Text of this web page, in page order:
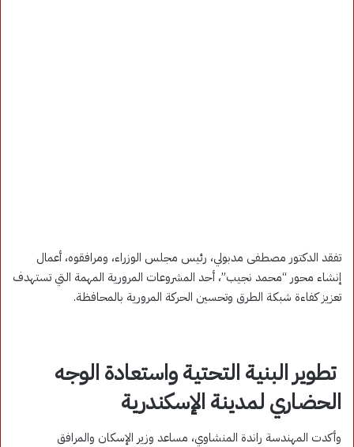
تفقد الدكتور مصطفى مدبولي، رئيس مجلس الوزراء، ومرافقوه، أعمال
إنشاء محور “محمد نجيب”، أحد المشروعات المرورية المهمة التي تستهدف
تعزيز كفاءة شبكة الطرق وتحسين الحركة المرورية بالمحافظة.
تطوير البنية التحتية واستعادة الوجه
الحضاري لمدينة الإسكندرية
وأكدت المهندسة راندة المنشاوي، مساعد وزير الإسكان والمرافق